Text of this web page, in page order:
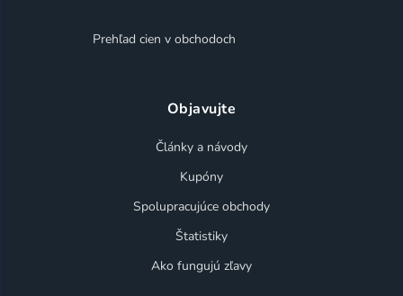
Prehľad cien v obchodoch
Objavujte
Články a návody
Kupóny
Spolupracujúce obchody
Štatistiky
Ako fungujú zľavy